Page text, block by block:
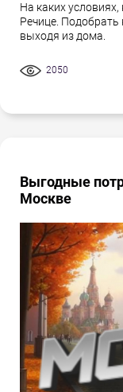
На каких
Речице.
выходя из дома.
2050
Выгодные
Москве